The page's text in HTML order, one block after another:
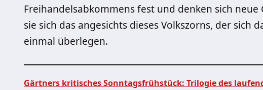
Freihandelsabkommens fest und denken sich
sie sich das angesichts dieses Volkszorns, der sich
einmal überlegen.
Gärtners kritisches Sonntagsfrühstück: Trilogie des